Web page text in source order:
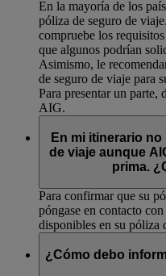
En la mayoría de los
póliza de seguro de
compruebe los
que algunos podrían
Asimismo, le
de seguro de viaje para
Para presentar un parte,
AIG.
En mi itinerario
de viaje aunque
prima.
Para confirmar que su
póngase en contacto
disponibles en su póliza
¿Cómo debo